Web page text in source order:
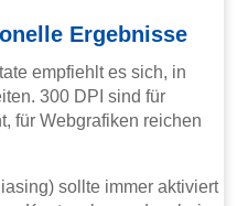
Ergebnisse
empfiehlt es sich, in
300 DPI sind für
für Webgrafiken reichen
sollte immer aktiviert